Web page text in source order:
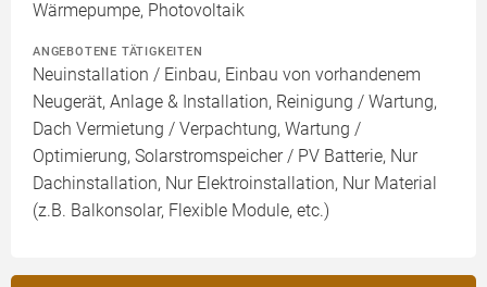
Wärmepumpe, Photovoltaik
ANGEBOTENE TÄTIGKEITEN
Neuinstallation / Einbau, Einbau von vorhandenem
Neugerät, Anlage & Installation, Reinigung / Wartung,
Dach Vermietung / Verpachtung, Wartung /
Optimierung, Solarstromspeicher / PV Batterie, Nur
Dachinstallation, Nur Elektroinstallation, Nur Material
(z.B. Balkonsolar, Flexible Module, etc.)